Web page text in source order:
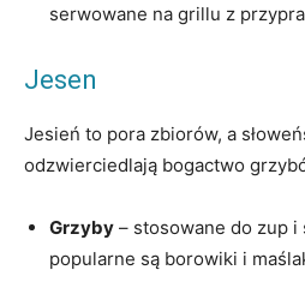
serwowane na grillu z
Jesen
Jesień to pora zbiorów, a
odzwierciedlają bogactwo
Grzyby – stosowane do zup
popularne są borowiki i